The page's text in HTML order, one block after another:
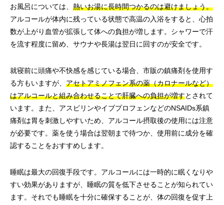
お風呂については、 熱いお湯に長時間つかるのは避けましょう。
アルコールが体内に残っている状態で高温の入浴をすると、心拍
数が上がり血管が拡張して体への負担が増します。シャワーで汗
を流す程度に留め、サウナや長湯は翌日に回すのが安全です。
就寝前に頭痛や不快感を感じている場合、市販の鎮痛剤を使用す
る方もいますが、 アセトアミノフェン系の薬（カロナールなど）
はアルコールと組み合わせることで肝臓への負担が増すとされて
います。また、アスピリンやイブプロフェンなどのNSAIDs系鎮
痛剤は胃を刺激しやすいため、アルコール摂取後の使用には注意
が必要です。薬を使う場合は翌朝まで待つか、使用前に成分を確
認することをおすすめします。
睡眠は最大の回復手段です。アルコールには一時的に眠くなりや
すい効果がありますが、睡眠の質を低下させることが知られてい
ます。それでも睡眠を十分に確保することが、体の回復を促す上